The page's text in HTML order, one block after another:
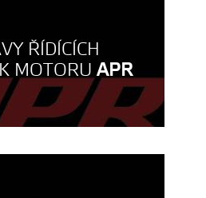
ŘÍDÍCÍCH
MOTORUAPR